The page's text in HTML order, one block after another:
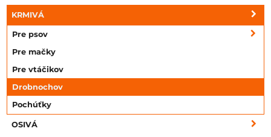
KRMIVÁ
Pre psov
Pre mačky
Pre vtáčikov
Drobnochov
Pochúťky
OSIVÁ